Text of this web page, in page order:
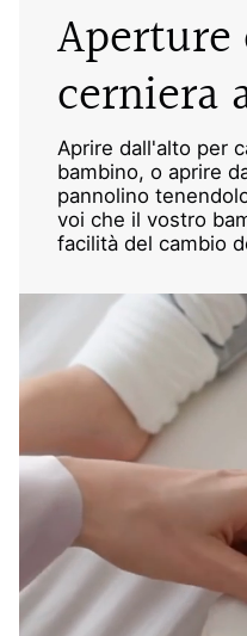
Aperture
cerniera
Aprire dall'alto per
bambino, o aprire
pannolino
voi che il vostro
facilità del cambio